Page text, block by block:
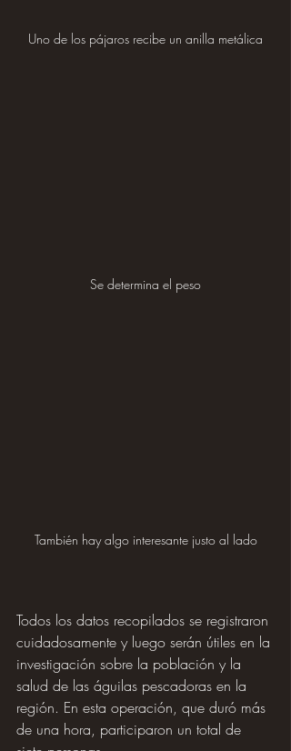
Uno de los pájaros recibe un anilla metálica
Se determina el peso
También hay algo interesante justo al lado
Todos los datos recopilados se registraron
cuidadosamente y luego serán útiles en la
investigación sobre la población y la
salud de las águilas pescadoras en la
región. En esta operación, que duró más
de una hora, participaron un total de